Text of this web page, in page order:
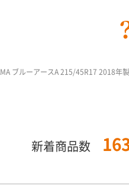
ブルーアースA 215/45R17 2018年
新着商品数